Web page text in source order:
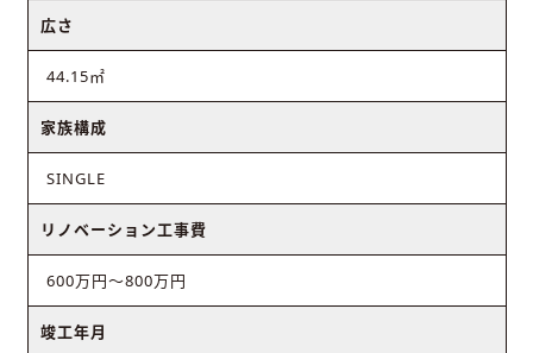
広さ
44.15㎡
家族構成
SINGLE
リノベーション工事費
600万円～800万円
竣工年月